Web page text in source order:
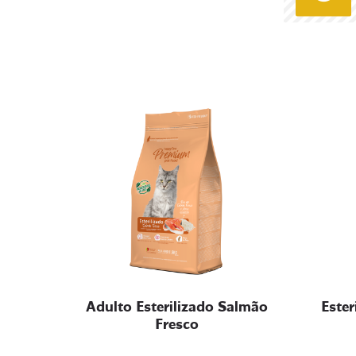
Adulto Esterilizado Salmão
Fresco